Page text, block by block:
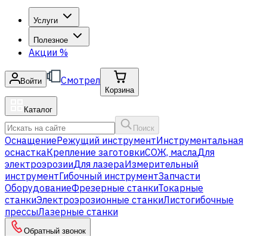
Услуги
Полезное
Акции %
Войти Смотрел
Корзина
Каталог
Поиск
ОснащениеРежущий инструментИнструментальная
оснасткаКрепление заготовкиСОЖ, маслаДля
электроэрозииДля лазераИзмерительный
инструментГибочный инструментЗапчасти
ОборудованиеФрезерные станкиТокарные
станкиЭлектроэрозионные станкиЛистогибочные
прессыЛазерные станки
Обратный звонок